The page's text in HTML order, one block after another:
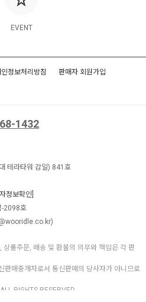
EVENT
정보처리방침 판매자 회원가입
1432
테라타워 감일) 841호
정보확인]
-2098호
)
품주문, 배송 및 환불의 의무와 책임은 각 판
판매중개자로서 통신판매의 당사자가 아니므로
ALL RIGHTS RESERVED.